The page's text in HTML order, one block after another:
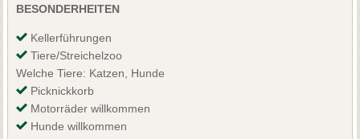
BESONDERHEITEN
Kellerführungen
Tiere/Streichelzoo
Welche Tiere: Katzen, Hunde
Picknickkorb
Motorräder willkommen
Hunde willkommen